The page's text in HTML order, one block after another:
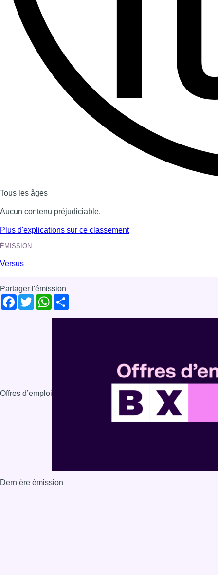
Tous les âges
Aucun contenu préjudiciable.
Plus d'explications sur ce classement
ÉMISSION
Versus
Partager l'émission
Facebook
TwitterWhatsApp
Offres d’emploi
Dernière émission